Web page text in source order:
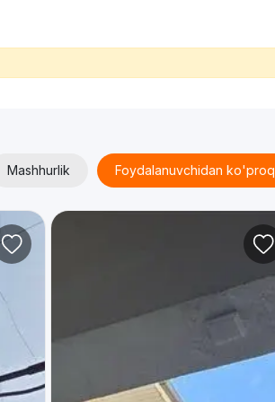
Mashhurlik Foydalanuvchidan ko'proq